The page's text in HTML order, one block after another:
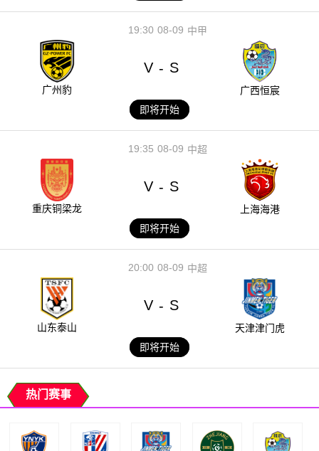
08-09
19:30 中甲
广州豹
V - S
广西恒宸
即将开始
08-09
19:35 中超
重庆铜梁龙
V - S
上海海港
即将开始
08-09
20:00 中超
山东泰山
V - S
天津津门虎
即将开始
热门赛事